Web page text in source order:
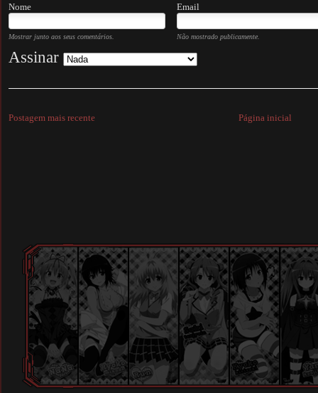
Nome Email
Mostrar junto aos seus comentários. Não mostrado publicamente.
Assinar
Postagem mais recente Página inicial